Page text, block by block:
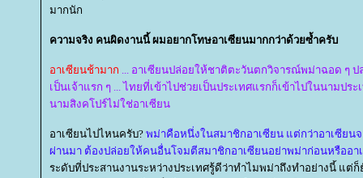
มากนัก
ความจริง คนผิดงานนี้ ผมอยากโทษอาเซียนมากกว่าด้วยซ้ำครับ
อาเซียนช้ามาก ... อาเซียนปล่อยให้ชาติตะวันตกวิจารณ์พม่าฉอด ๆ
เป็นเจ้าแรก ๆ ... ไทยที่เข้าไปช่วยเป็นประเทศแรกก็เข้าไปในนามปร
นามสิงคโปร์ไม่ใช่อาเซียน
อาเซียนไปไหนครับ? พม่าคือหนึ่งในสมาชิกอาเซียน แต่กว่าอาเซียน
ผ่านมา ต้องปล่อยให้คนอื่นโจมตีสมาชิกอาเซียนอย่าพม่าก่อนหรืออา
ระดับที่ประสานงานระหว่างประเทศรู้ดีว่าทำไมพม่าถึงทำอย่างนี้ แต่